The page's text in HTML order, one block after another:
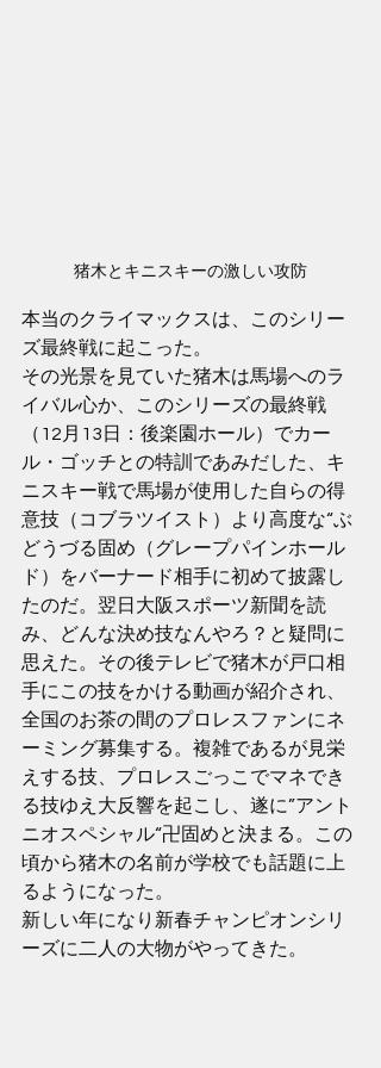
猪木とキニスキーの激しい攻防
本当のクライマックスは、このシリー
ズ最終戦に起こった。
その光景を見ていた猪木は馬場へのラ
イバル心か、このシリーズの最終戦
（12月13日：後楽園ホール）でカー
ル・ゴッチとの特訓であみだした、キ
ニスキー戦で馬場が使用した自らの得
意技（コブラツイスト）より高度な“ぶ
どうづる固め（グレープパインホール
ド）をバーナード相手に初めて披露し
たのだ。翌日大阪スポーツ新聞を読
み、どんな決め技なんやろ？と疑問に
思えた。その後テレビで猪木が戸口相
手にこの技をかける動画が紹介され、
全国のお茶の間のプロレスファンにネ
ーミング募集する。複雑であるが見栄
えする技、プロレスごっこでマネでき
る技ゆえ大反響を起こし、遂に”アント
ニオスペシャル“卍固めと決まる。この
頃から猪木の名前が学校でも話題に上
るようになった。
新しい年になり新春チャンピオンシリ
ーズに二人の大物がやってきた。